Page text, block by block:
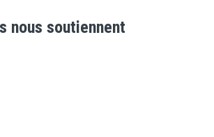
nous soutiennent